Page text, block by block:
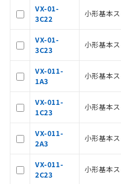
VX-01-
3C22
小形基本
VX-01-
3C23
小形基本
VX-011-
1A3
小形基本
VX-011-
1C23
小形基本
VX-011-
2A3
小形基本
VX-011-
2C23
小形基本
記
号
○
△ 一定数には満
－
いては、お客
たはお客様担
認ください)
空
白
受注生産機種
情報を公開し
タに基づき作成さ
了承ください。
様のお取引先、ま
ムロン制御機器販
オムロン制御機器
点は「
販売ネット
在庫状況および標
事前の承諾なく第
マイパーツ機能（
ビス）をご利用い